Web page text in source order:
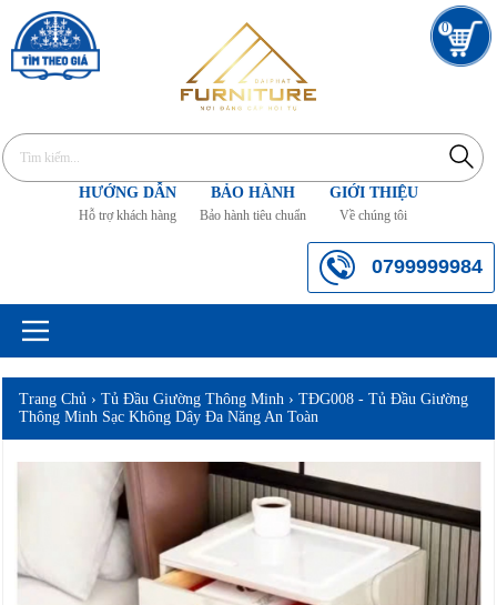
0
HƯỚNG DẪN
Hỗ trợ khách hàng
BẢO HÀNH
Bảo hành tiêu chuẩn
GIỚI THIỆU
Về chúng tôi
0799999984
Trang Chủ ›Tủ Đầu Giường Thông Minh ›TĐG008 - Tủ Đầu Giường
Thông Minh Sạc Không Dây Đa Năng An Toàn